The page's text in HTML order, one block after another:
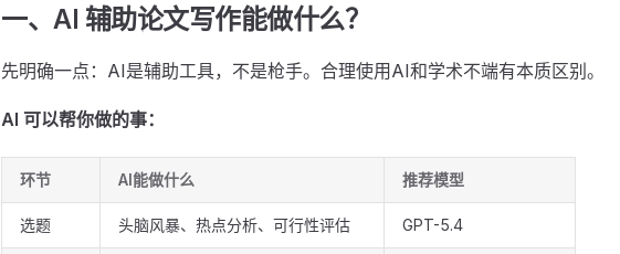
一、AI 辅助论文写作能做什么？
先明确一点：AI是辅助工具，不是枪手。合理使用AI和学术不端有本质区别。
AI 可以帮你做的事：
环节 AI能做什么 推荐模型
选题 头脑风暴、热点分析、可行性评估 GPT-5.4